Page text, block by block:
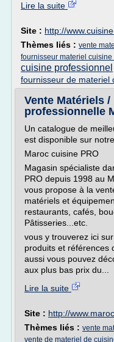
Lire la suite
Site : http://
Thèmes liés : vente
fournisseur materiel
cuisine professionnel
fournisseur de materiel
Vente Matériels
professionnelle
Un catalogue de
est disponible sur
Maroc cuisine PRO
Magasin spécialiste
PRO depuis 1998 au
vous propose à la
matériels et
restaurants, cafés,
Pâtisseries...etc.
vous y trouverez ici
produits et références
aussi vous pouvez
aux plus bas prix du...
Lire la suite
Site : http://
Thèmes liés : vente
vente de materiel de